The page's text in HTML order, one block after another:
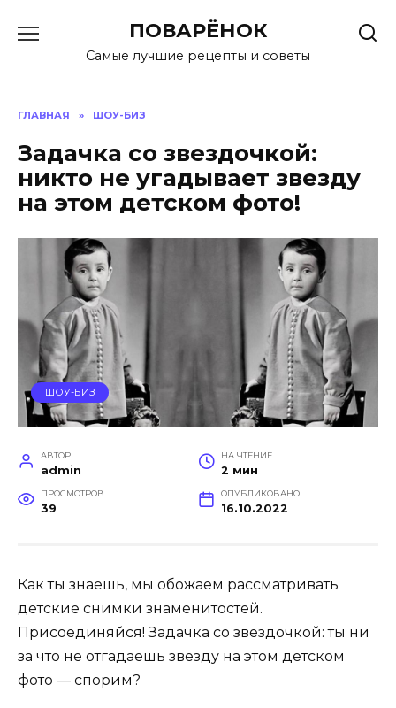
содержанию
ПОВАРЁНОК
Самые лучшие рецепты и советы
ГЛАВНАЯ » ШОУ-БИЗ
Задачка со звездочкой:
никто не угадывает звезду
на этом детском фото!
ШОУ-БИЗ
АВТОР
admin
НА ЧТЕНИЕ
2 мин
ПРОСМОТРОВ
39
ОПУБЛИКОВАНО
16.10.2022
Как ты знаешь, мы обожаем рассматривать
детские снимки знаменитостей.
Присоединяйся! Задачка со звездочкой: ты ни
за что не отгадаешь звезду на этом детском
фото — спорим?